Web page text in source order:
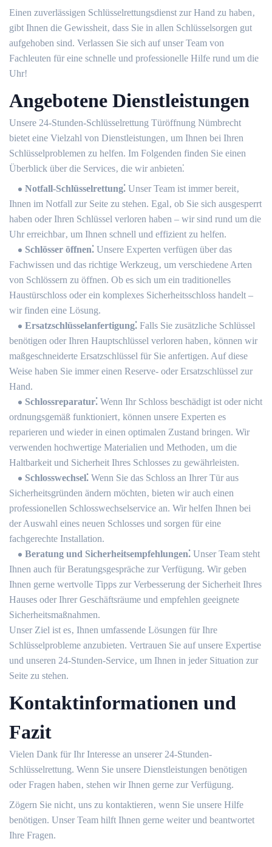
Einen zuverlässigen Schlüsselrettungsdienst zur Hand zu haben‚
gibt Ihnen die Gewissheit‚ dass Sie in allen Schlüsselsorgen gut
aufgehoben sind.​ Verlassen Sie sich auf unser Team von
Fachleuten für eine schnelle und professionelle Hilfe rund um die
Uhr!​
Angebotene Dienstleistungen
Unsere 24-Stunden-Schlüsselrettung Türöffnung Nümbrecht
bietet eine Vielzahl von Dienstleistungen‚ um Ihnen bei Ihren
Schlüsselproblemen zu helfen.​ Im Folgenden finden Sie einen
Überblick über die Services‚ die wir anbieten⁚
Notfall-Schlüsselrettung⁚ Unser Team ist immer bereit‚
Ihnen im Notfall zur Seite zu stehen.​ Egal‚ ob Sie sich ausgesperrt
haben oder Ihren Schlüssel verloren haben – wir sind rund um die
Uhr erreichbar‚ um Ihnen schnell und effizient zu helfen.​
Schlösser öffnen⁚ Unsere Experten verfügen über das
Fachwissen und das richtige Werkzeug‚ um verschiedene Arten
von Schlössern zu öffnen. Ob es sich um ein traditionelles
Haustürschloss oder ein komplexes Sicherheitsschloss handelt –
wir finden eine Lösung.​
Ersatzschlüsselanfertigung⁚ Falls Sie zusätzliche Schlüssel
benötigen oder Ihren Hauptschlüssel verloren haben‚ können wir
maßgeschneiderte Ersatzschlüssel für Sie anfertigen.​ Auf diese
Weise haben Sie immer einen Reserve- oder Ersatzschlüssel zur
Hand.​
Schlossreparatur⁚ Wenn Ihr Schloss beschädigt ist oder nicht
ordnungsgemäß funktioniert‚ können unsere Experten es
reparieren und wieder in einen optimalen Zustand bringen.​ Wir
verwenden hochwertige Materialien und Methoden‚ um die
Haltbarkeit und Sicherheit Ihres Schlosses zu gewährleisten.​
Schlosswechsel⁚ Wenn Sie das Schloss an Ihrer Tür aus
Sicherheitsgründen ändern möchten‚ bieten wir auch einen
professionellen Schlosswechselservice an.​ Wir helfen Ihnen bei
der Auswahl eines neuen Schlosses und sorgen für eine
fachgerechte Installation.
Beratung und Sicherheitsempfehlungen⁚ Unser Team steht
Ihnen auch für Beratungsgespräche zur Verfügung.​ Wir geben
Ihnen gerne wertvolle Tipps zur Verbesserung der Sicherheit Ihres
Hauses oder Ihrer Geschäftsräume und empfehlen geeignete
Sicherheitsmaßnahmen.​
Unser Ziel ist es‚ Ihnen umfassende Lösungen für Ihre
Schlüsselprobleme anzubieten.​ Vertrauen Sie auf unsere Expertise
und unseren 24-Stunden-Service‚ um Ihnen in jeder Situation zur
Seite zu stehen.​
Kontaktinformationen und
Fazit
Vielen Dank für Ihr Interesse an unserer 24-Stunden-
Schlüsselrettung. Wenn Sie unsere Dienstleistungen benötigen
oder Fragen haben‚ stehen wir Ihnen gerne zur Verfügung.​
Zögern Sie nicht‚ uns zu kontaktieren‚ wenn Sie unsere Hilfe
benötigen.​ Unser Team hilft Ihnen gerne weiter und beantwortet
Ihre Fragen.​